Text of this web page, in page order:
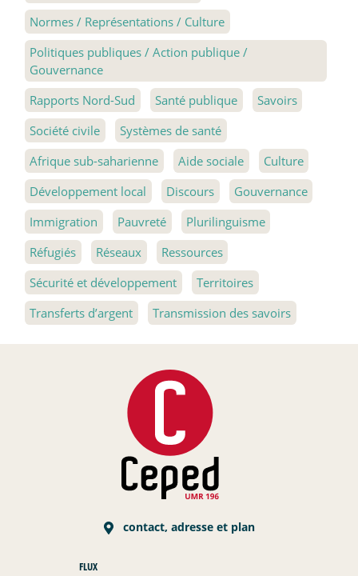
Normes / Représentations / Culture
Politiques publiques / Action publique /
Gouvernance
Rapports Nord-Sud
Santé publique
Savoirs
Société civile
Systèmes de santé
Afrique sub-saharienne
Aide sociale
Culture
Développement local
Discours
Gouvernance
Immigration
Pauvreté
Plurilinguisme
Réfugiés
Réseaux
Ressources
Sécurité et développement
Territoires
Transferts d’argent
Transmission des savoirs
contact, adresse et plan
FLUX